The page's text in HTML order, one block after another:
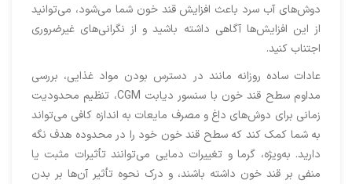
دوش‌های آب سرد باعث افزایش قند خون شما می‌شود، می‌توانید
از این افزایش‌ها آگاهی داشته باشید و از نگرانی‌های غیرضروری
اجتناب کنید.
عادات ساده روزانه مانند در دسترس بودن مواد غذایی، بررسی
مداوم سطح قند خون با سنسور دیابت CGM، تنظیم محدودیت
زمانی برای دوش‌های داغ و مصرف مایعات به اندازه کافی می‌تواند
به شما کمک کند که سطح قند خون خود را در محدوده هدف نگه
دارید. به‌ویژه، گرما و تغییرات دمایی می‌توانند تأثیرات مثبت یا
منفی بر قند خون داشته باشند، و درک نحوه تأثیر آن‌ها بر بدن